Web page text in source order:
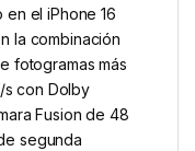
el iPhone 16
la combinación
fotogramas más
s con Dolby
Fusion de 48
segunda